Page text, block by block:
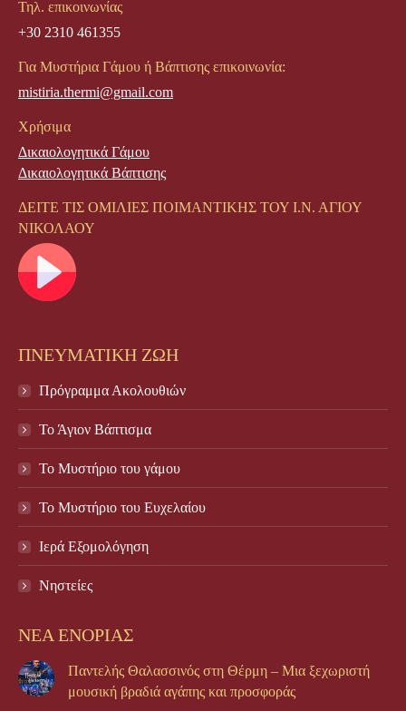
Τηλ. επικοινωνίας
+30 2310 461355
Για Μυστήρια Γάμου ή Βάπτισης επικοινωνία:
mistiria.thermi@gmail.com
Χρήσιμα
Δικαιολογητικά Γάμου
Δικαιολογητικά Βάπτισης
ΔΕΙΤΕ ΤΙΣ ΟΜΙΛΙΕΣ ΠΟΙΜΑΝΤΙΚΗΣ ΤΟΥ Ι.Ν. ΑΓΙΟΥ
ΝΙΚΟΛΑΟΥ
ΠΝΕΥΜΑΤΙΚΗ ΖΩΗ
Πρόγραμμα Ακολουθιών
Το Άγιον Βάπτισμα
Το Μυστήριο του γάμου
Το Mυστήριο του Eυχελαίου
Ιερά Εξομολόγηση
Νηστείες
ΝΕΑ ΕΝΟΡΙΑΣ
Παντελής Θαλασσινός στη Θέρμη – Μια ξεχωριστή
μουσική βραδιά αγάπης και προσφοράς